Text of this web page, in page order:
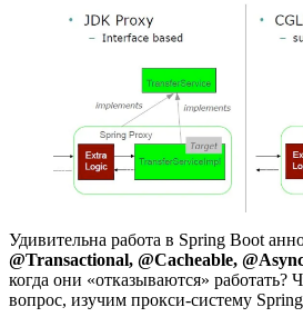
Удивительна работа в Spring Boot
@Transactional, @Cacheable,
когда они «отказываются» работать?
вопрос, изучим прокси-систему